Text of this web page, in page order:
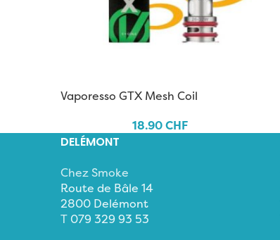
Vaporesso GTX Mesh Coil
18.90CHF
DELÉMONT
Chez Smoke
Route de Bâle 14
2800 Delémont
T 079 329 93 53